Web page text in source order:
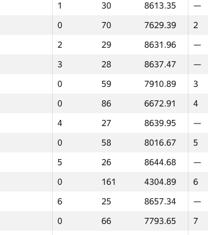
1 30 8613.35 —
0 70 7629.39 2
2 29 8631.96 —
3 28 8637.47 —
0 59 7910.89 3
0 86 6672.91 4
4 27 8639.95 —
0 58 8016.67 5
5 26 8644.68 —
0 161 4304.89 6
6 25 8657.34 —
0 66 7793.65 7
1
GP30 Place Score GP30
0 360 1485.15 —
0 56 8073.02 0
0 270 3326.96 —
0 41 8424.69 —
0 202 3823.35 0
0 374 1234.6 —
0 310 2993.53 —